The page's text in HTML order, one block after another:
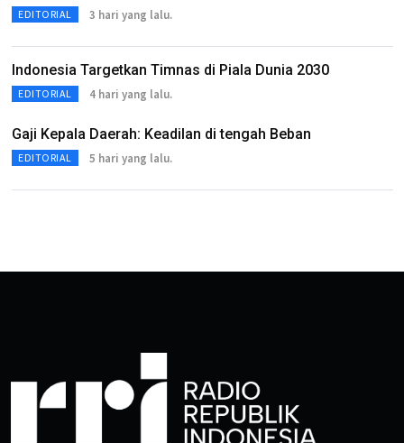
EDITORIAL 3 hari yang lalu.
Indonesia Targetkan Timnas di Piala Dunia 2030
EDITORIAL 4 hari yang lalu.
Gaji Kepala Daerah: Keadilan di tengah Beban
EDITORIAL 5 hari yang lalu.